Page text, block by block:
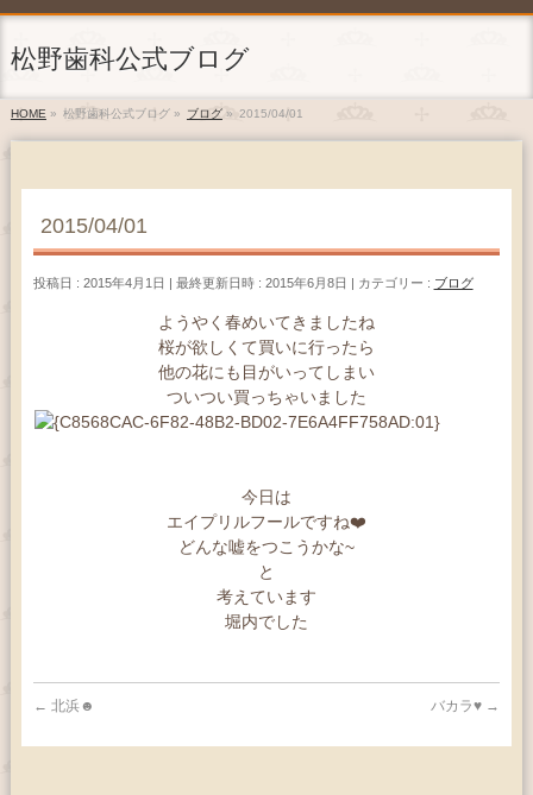
松野歯科公式ブログ
HOME » 松野歯科公式ブログ» ブログ» 2015/04/01
2015/04/01
投稿日 : 2015年4月1日 最終更新日時 : 2015年6月8日 カテゴリー : ブログ
ようやく春めいてきましたね
桜が欲しくて買いに行ったら
他の花にも目がいってしまい
ついつい買っちゃいました
今日は
エイプリルフールですね❤️
どんな嘘をつこうかな~
と
考えています
堀内でした
← 北浜☻ バカラ♥︎ →